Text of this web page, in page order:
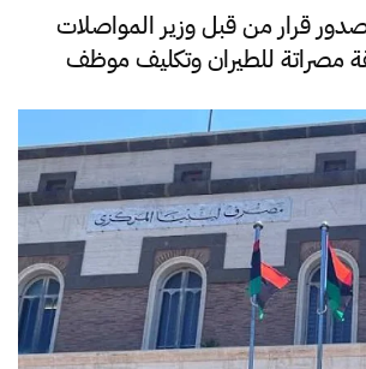
قرار من قبل وزير المواصلات
مصراتة للطيران وتكليف موظف